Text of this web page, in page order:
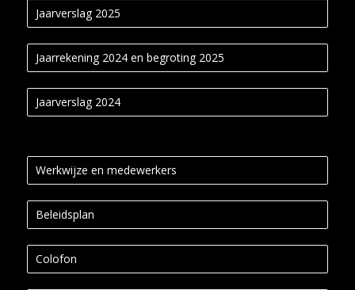
Jaarverslag 2025
Jaarrekening 2024 en begroting 2025
Jaarverslag 2024
Werkwijze en medewerkers
Beleidsplan
Colofon